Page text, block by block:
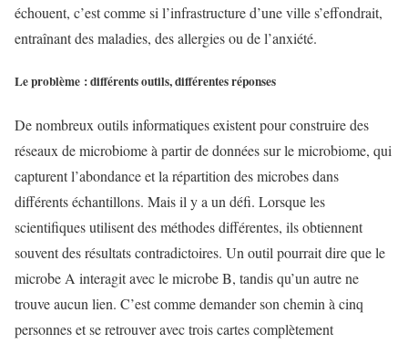
échouent, c’est comme si l’infrastructure d’une ville s’effondrait,
entraînant des maladies, des allergies ou de l’anxiété.
Le problème : différents outils, différentes réponses
De nombreux outils informatiques existent pour construire des
réseaux de microbiome à partir de données sur le microbiome, qui
capturent l’abondance et la répartition des microbes dans
différents échantillons. Mais il y a un défi. Lorsque les
scientifiques utilisent des méthodes différentes, ils obtiennent
souvent des résultats contradictoires. Un outil pourrait dire que le
microbe A interagit avec le microbe B, tandis qu’un autre ne
trouve aucun lien. C’est comme demander son chemin à cinq
personnes et se retrouver avec trois cartes complètement